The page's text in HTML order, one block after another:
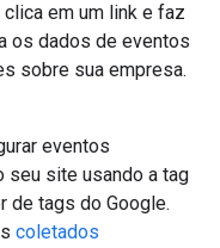
clica em um link e faz
os dados de eventos
sobre sua empresa.
eventos
seu site usando a tag
de tags do Google.
coletados